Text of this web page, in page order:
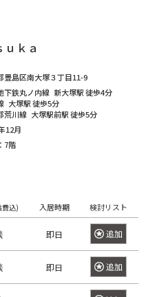
ｋａ
豊島区南大塚３丁目11-9
下鉄丸ノ内線 新大塚駅徒歩4分
大塚駅徒歩5分
荒川線 大塚駅前駅徒歩5分
12月
7階
込) 入居時期 検討リスト
即日 追加
即日 追加